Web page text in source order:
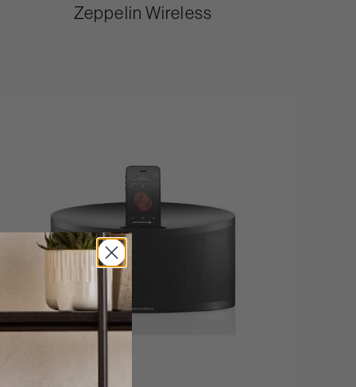
Zeppelin Wireless